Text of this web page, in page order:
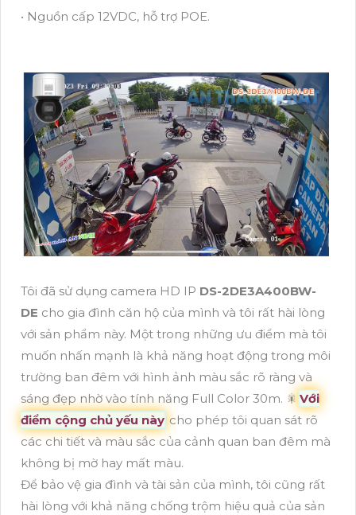
• Nguồn cấp 12VDC, hỗ trợ POE.
Tôi đã sử dụng camera HD IP DS-2DE3A400BW-
DE cho gia đình căn hộ của mình và tôi rất hài lòng
với sản phẩm này. Một trong những ưu điểm mà tôi
muốn nhấn mạnh là khả năng hoạt động trong môi
trường ban đêm với hình ảnh màu sắc rõ ràng và
sáng đẹp nhờ vào tính năng Full Color 30m. 🎇 Với
điểm cộng chủ yếu này cho phép tôi quan sát rõ
các chi tiết và màu sắc của cảnh quan ban đêm mà
không bị mờ hay mất màu.
Để bảo vệ gia đình và tài sản của mình, tôi cũng rất
hài lòng với khả năng chống trộm hiệu quả của sản